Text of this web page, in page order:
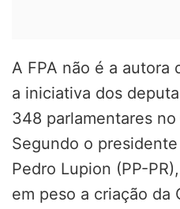
A FPA não é a autora
a iniciativa dos
348 parlamentares
Segundo o
Pedro Lupion (PP-
em peso a criação da